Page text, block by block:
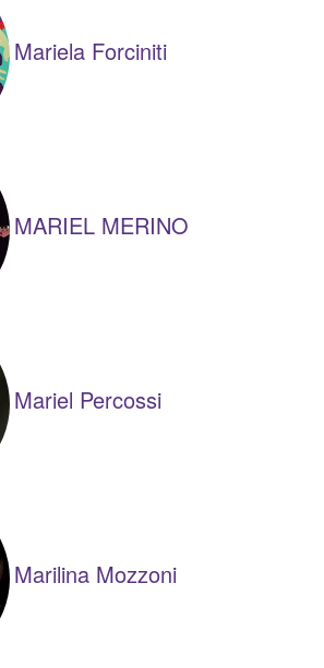
Mariela Forciniti
MARIEL MERINO
Mariel Percossi
Marilina Mozzoni